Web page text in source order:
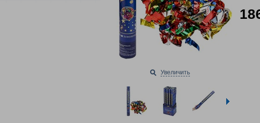
Увеличить